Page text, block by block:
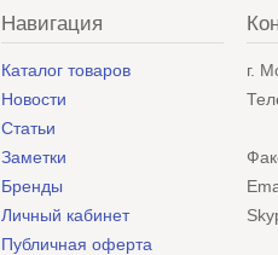
Навигация
Каталог товаров
Новости
Статьи
Заметки
Бренды
Личный кабинет
Публичная оферта
г.